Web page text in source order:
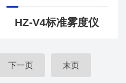
HZ-V4标准雾度仪
下一页 末页